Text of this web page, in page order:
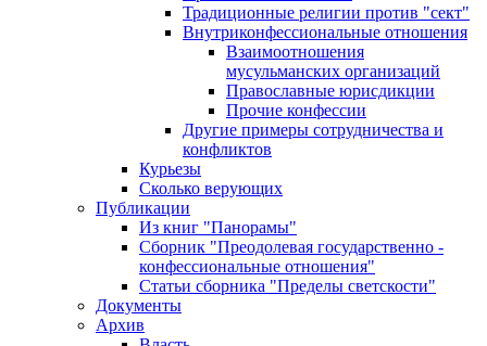
Традиционные религии против "сект"
Внутриконфессиональные отношения
Взаимоотношения
мусульманских организаций
Православные юрисдикции
Прочие конфессии
Другие примеры сотрудничества и
конфликтов
Курьезы
Сколько верующих
Публикации
Из книг "Панорамы"
Сборник "Преодолевая государственно -
конфессиональные отношения"
Статьи сборника "Пределы светскости"
Документы
Архив